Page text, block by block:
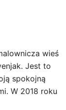
wieś
Jest to
spokojną
W 2018 roku